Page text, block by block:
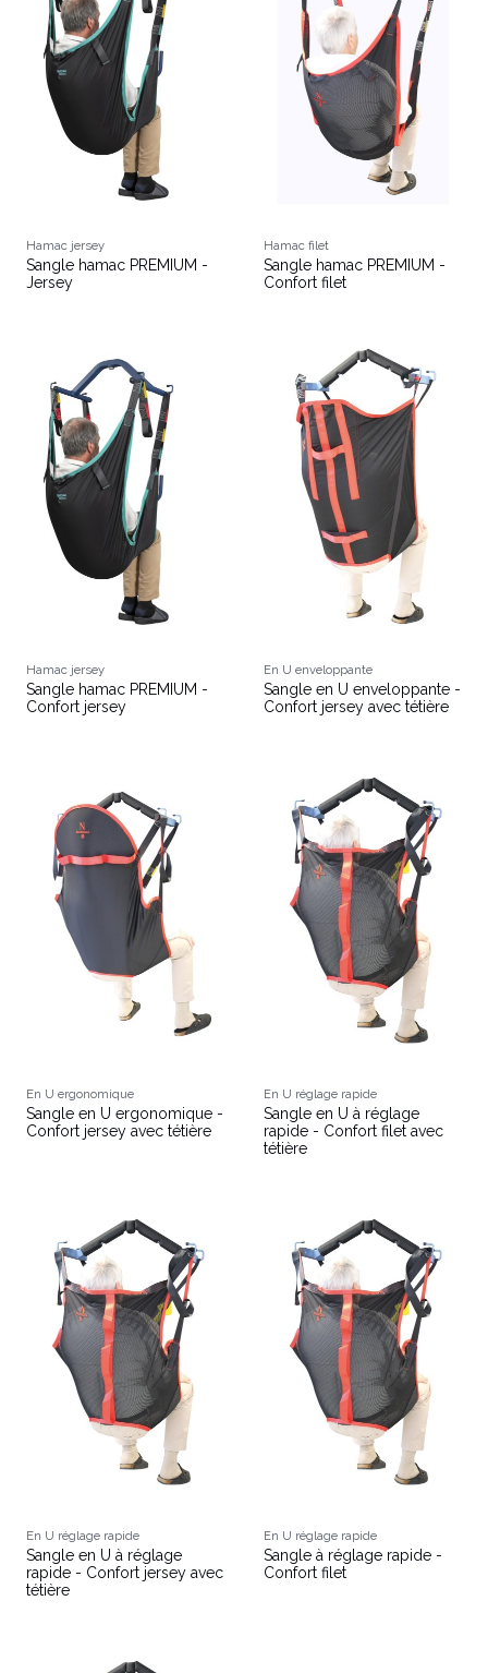
Hamac jersey
Sangle hamac PREMIUM -
Jersey
Hamac filet
Sangle hamac PREMIUM -
Confort filet
Hamac jersey
Sangle hamac PREMIUM -
Confort jersey
En U enveloppante
Sangle en U enveloppante -
Confort jersey avec tétière
En U ergonomique
Sangle en U ergonomique -
Confort jersey avec tétière
En U réglage rapide
Sangle en U à réglage
rapide - Confort filet avec
tétière
En U réglage rapide
Sangle en U à réglage
rapide - Confort jersey avec
tétière
En U réglage rapide
Sangle à réglage rapide -
Confort filet